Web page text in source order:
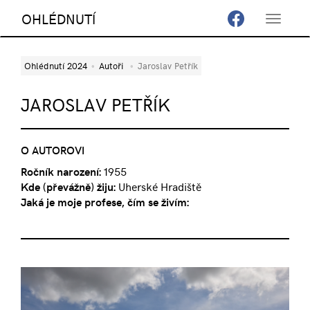
Toggle
OHLÉDNUTÍ
Ohlédnutí 2024 Autoři Jaroslav Petřík
JAROSLAV PETŘÍK
O AUTOROVI
Ročník narození:1955
Kde (převážně) žiju: Uherské Hradiště
Jaká je moje profese, čím se živím: